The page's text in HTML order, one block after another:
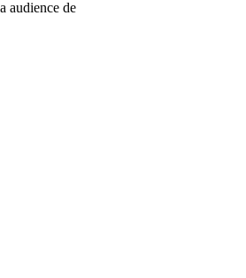
audience de